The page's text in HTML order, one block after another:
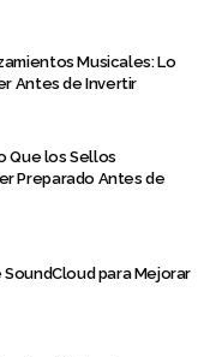
Musicales: Lo
Antes de Invertir
Que los Sellos
Preparado Antes de
SoundCloud para Mejorar